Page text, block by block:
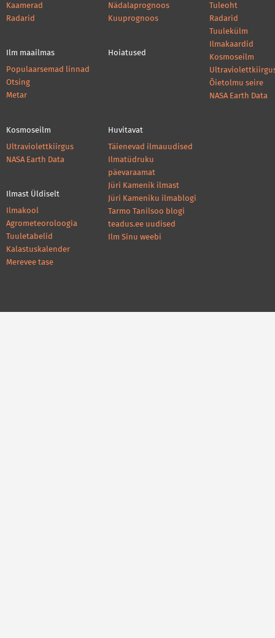
Kaamerad
Radarid
Ilm maailmas
Populaarsemad linnad
Otsing
Metar
Nädalaprognoos
Kuuprognoos
Hoiatused
Tuleoht
Radarid
Tuulekülm
Ilmakaardid
Kosmoseilm
Õietolmu seire
NASA Earth Data
Kosmoseilm
Ultraviolettkiirgus
NASA Earth Data
Ilmast Üldiselt
Ilmakool
Agrometeoroloogia
Tuuletabelid
Kalastuskalender
Merevee tase
Huvitavat
Täienevad ilmauudised
Ilmatüdruku
päevaraamat
Jüri Kamenik ilmast
Jüri Kameniku ilmablogi
Tarmo Tanilsoo blogi
teadus.ee uudised
Ilm Sinu weebi